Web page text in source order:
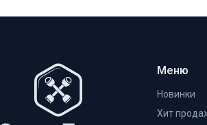
Меню
Новинки
Хит